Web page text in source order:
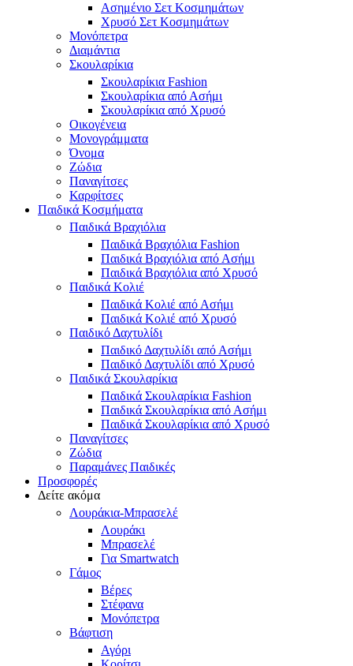
Ασημένιο Σετ Κοσμημάτων
Χρυσό Σετ Κοσμημάτων
Μονόπετρα
Διαμάντια
Σκουλαρίκια
Σκουλαρίκια Fashion
Σκουλαρίκια από Ασήμι
Σκουλαρίκια από Χρυσό
Οικογένεια
Μονογράμματα
Όνομα
Ζώδια
Παναγίτσες
Καρφίτσες
Παιδικά Κοσμήματα
Παιδικά Βραχιόλια
Παιδικά Βραχιόλια Fashion
Παιδικά Βραχιόλια από Ασήμι
Παιδικά Βραχιόλια από Χρυσό
Παιδικά Κολιέ
Παιδικά Κολιέ από Ασήμι
Παιδικά Κολιέ από Χρυσό
Παιδικό Δαχτυλίδι
Παιδικό Δαχτυλίδι από Ασήμι
Παιδικό Δαχτυλίδι από Χρυσό
Παιδικά Σκουλαρίκια
Παιδικά Σκουλαρίκια Fashion
Παιδικά Σκουλαρίκια από Ασήμι
Παιδικά Σκουλαρίκια από Χρυσό
Παναγίτσες
Ζώδια
Παραμάνες Παιδικές
Προσφορές
Δείτε ακόμα
Λουράκια-Μπρασελέ
Λουράκι
Μπρασελέ
Για Smartwatch
Γάμος
Βέρες
Στέφανα
Μονόπετρα
Βάφτιση
Αγόρι